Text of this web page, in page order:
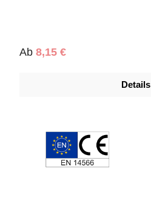
Regulärer Preis:
Ab 8,15 €
Details